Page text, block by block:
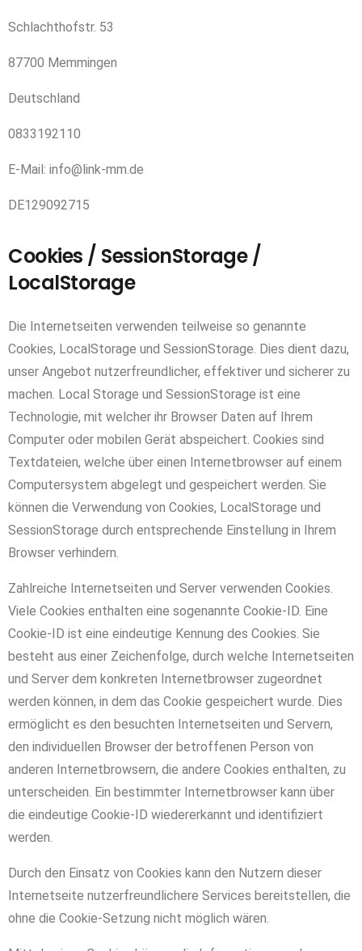
Schlachthofstr. 53
87700 Memmingen
Deutschland
0833192110
E-Mail: info@link-mm.de
DE129092715
Cookies / SessionStorage /
LocalStorage
Die Internetseiten verwenden teilweise so genannte
Cookies, LocalStorage und SessionStorage. Dies dient dazu,
unser Angebot nutzerfreundlicher, effektiver und sicherer zu
machen. Local Storage und SessionStorage ist eine
Technologie, mit welcher ihr Browser Daten auf Ihrem
Computer oder mobilen Gerät abspeichert. Cookies sind
Textdateien, welche über einen Internetbrowser auf einem
Computersystem abgelegt und gespeichert werden. Sie
können die Verwendung von Cookies, LocalStorage und
SessionStorage durch entsprechende Einstellung in Ihrem
Browser verhindern.
Zahlreiche Internetseiten und Server verwenden Cookies.
Viele Cookies enthalten eine sogenannte Cookie-ID. Eine
Cookie-ID ist eine eindeutige Kennung des Cookies. Sie
besteht aus einer Zeichenfolge, durch welche Internetseiten
und Server dem konkreten Internetbrowser zugeordnet
werden können, in dem das Cookie gespeichert wurde. Dies
ermöglicht es den besuchten Internetseiten und Servern,
den individuellen Browser der betroffenen Person von
anderen Internetbrowsern, die andere Cookies enthalten, zu
unterscheiden. Ein bestimmter Internetbrowser kann über
die eindeutige Cookie-ID wiedererkannt und identifiziert
werden.
Durch den Einsatz von Cookies kann den Nutzern dieser
Internetseite nutzerfreundlichere Services bereitstellen, die
ohne die Cookie-Setzung nicht möglich wären.